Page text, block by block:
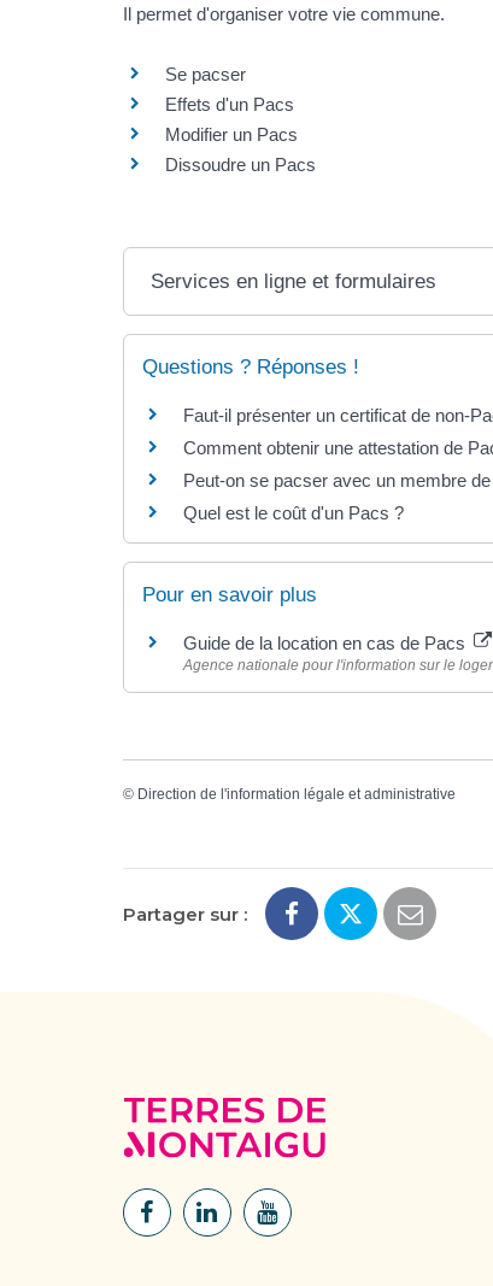
Il permet d'organiser votre vie commune.
Se pacser
Effets d'un Pacs
Modifier un Pacs
Dissoudre un Pacs
Services en ligne et formulaires
Questions ? Réponses !
Faut-il présenter un certificat de non-
Comment obtenir une attestation de
Peut-on se pacser avec un membre
Quel est le coût d'un Pacs ?
Pour en savoir plus
Guide de la location en cas de Pacs
Agence nationale pour l'information sur le
© Direction de l'information légale et administrative
Partager sur :
Lien
Lien
Lien